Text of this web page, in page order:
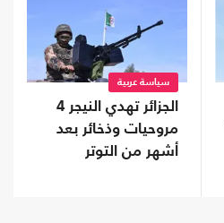
سياسة عربية
الجزائر تهدي النيجر 4
مروحيات وذخائر بعد
أشهر من التوتر